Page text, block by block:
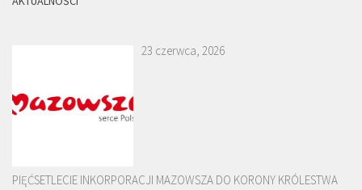
23 czerwca, 2026
PIĘĆSETLECIE INKORPORACJI MAZOWSZA DO KORONY KRÓLESTWA